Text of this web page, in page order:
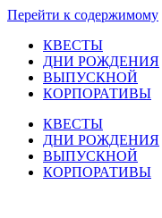
Перейти к содержимому
КВЕСТЫ
ДНИ РОЖДЕНИЯ
ВЫПУСКНОЙ
КОРПОРАТИВЫ
КВЕСТЫ
ДНИ РОЖДЕНИЯ
ВЫПУСКНОЙ
КОРПОРАТИВЫ